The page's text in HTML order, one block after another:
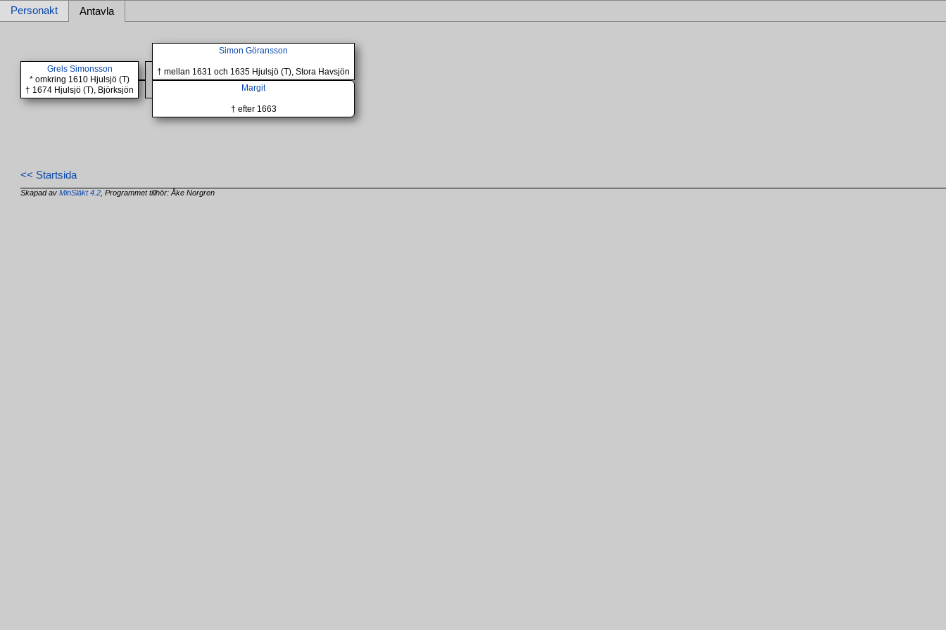
Personakt Antavla
Grels Simonsson
* omkring 1610 Hjulsjö (T)
† 1674 Hjulsjö (T), Björksjön
Simon Göransson
† mellan 1631 och 1635 Hjulsjö (T), Stora Havsjön
Margit
† efter 1663
<< Startsida
Skapad avMinSläkt 4.2 , Programmet tillhör: Åke Norgren